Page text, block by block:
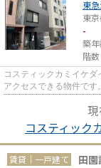
東
東
-
築
階
コスティックカミイケ
アクセスできる物件で
コスティック
賃貸｜一戸建て 田